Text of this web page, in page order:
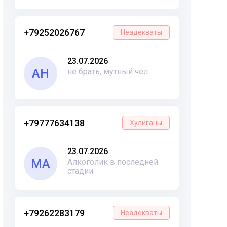
+79252026767 Неадекваты
АН
23.07.2026
не брать, мутный чел
+79777634138 Хулиганы
МА
23.07.2026
Алкоголик в последней
стадии
+79262283179 Неадекваты